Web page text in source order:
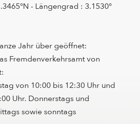
- Längengrad : 3.1530°
Jahr über geöffnet:
Fremdenverkehrsamt von
von 10:00 bis 12:30 Uhr und
Uhr. Donnerstags und
sowie sonntags